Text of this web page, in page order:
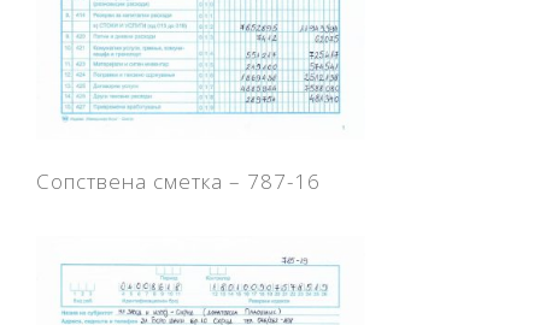
Сопствена сметка – 787-16